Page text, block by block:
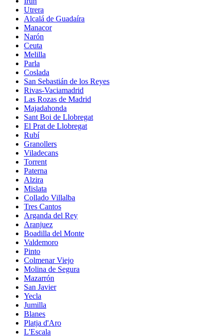
Utrera
Alcalá de Guadaíra
Manacor
Narón
Ceuta
Melilla
Parla
Coslada
San Sebastián de los Reyes
Rivas-Vaciamadrid
Las Rozas de Madrid
Majadahonda
Sant Boi de Llobregat
El Prat de Llobregat
Rubí
Granollers
Viladecans
Torrent
Paterna
Alzira
Mislata
Collado Villalba
Tres Cantos
Arganda del Rey
Aranjuez
Boadilla del Monte
Valdemoro
Pinto
Colmenar Viejo
Molina de Segura
Mazarrón
San Javier
Yecla
Jumilla
Blanes
Platja d'Aro
L'Escala